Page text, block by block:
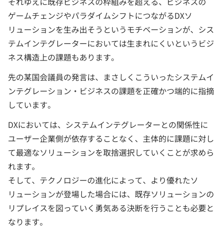
ゲームチェンジやパラダイムシフトにつながるDXソ
リューションを生み出そうというモチベーションが、シス
テムインテグレーターにおいては生まれにくいというビジ
ネス構造上の課題もあります。
先の某国会議員の発言は、まさしくこういったシステムイ
ンテグレーション・ビジネスの課題を正確かつ端的に指摘
しています。
DXにおいては、システムインテグレーターとの関係性に
ユーザー企業側が依存することなく、主体的に課題に対し
て最適なソリューションを取捨選択していくことが求めら
れます。
そして、テクノロジーの進化によって、より優れたソ
リューションが登場した場合には、既存ソリューションの
リプレイスを図っていく勇気ある決断を行うことも必要と
なります。